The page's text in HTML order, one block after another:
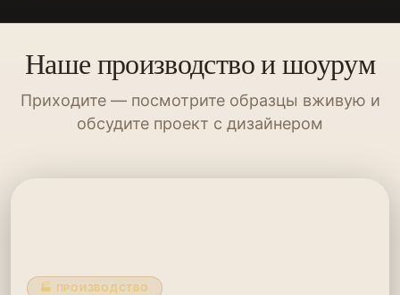
Наше производство и шоурум
Приходите — посмотрите образцы вживую и
обсудите проект с дизайнером
🏭 ПРОИЗВОДСТВО